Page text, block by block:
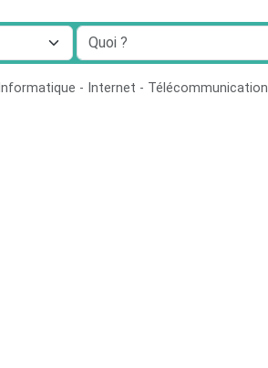
Informatique - Internet -